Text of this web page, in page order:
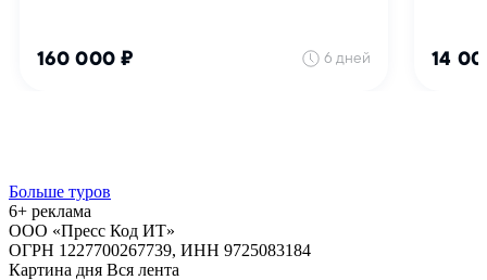
Больше туров
6+ реклама
ООО «Пресс Код ИТ»
ОГРН 1227700267739, ИНН 9725083184
Картина дня Вся лента